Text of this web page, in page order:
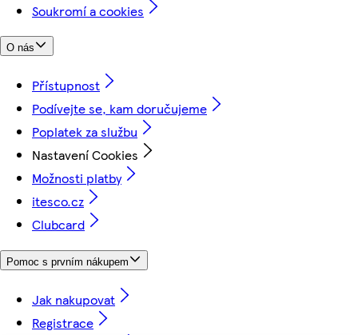
Soukromí a cookies
O nás
Přístupnost
Podívejte se, kam doručujeme
Poplatek za službu
Nastavení Cookies
Možnosti platby
itesco.cz
Clubcard
Pomoc s prvním nákupem
Jak nakupovat
Registrace